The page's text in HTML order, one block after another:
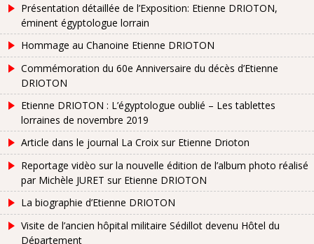
Présentation détaillée de l’Exposition: Etienne DRIOTON,
éminent égyptologue lorrain
Hommage au Chanoine Etienne DRIOTON
Commémoration du 60e Anniversaire du décès d’Etienne
DRIOTON
Etienne DRIOTON : L’égyptologue oublié – Les tablettes
lorraines de novembre 2019
Article dans le journal La Croix sur Etienne Drioton
Reportage vidèo sur la nouvelle édition de l’album photo réalisé
par Michèle JURET sur Etienne DRIOTON
La biographie d’Etienne DRIOTON
Visite de l’ancien hôpital militaire Sédillot devenu Hôtel du
Département